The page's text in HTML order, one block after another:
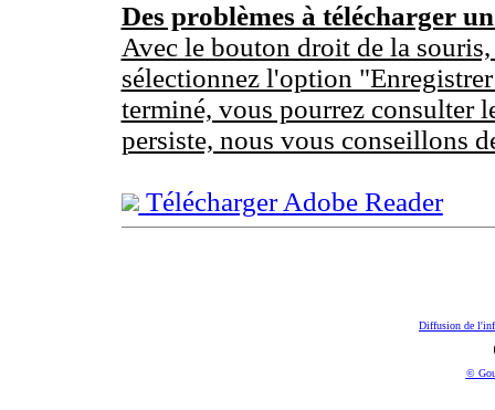
Des problèmes à télécharger
Avec le bouton droit de la
sélectionnez l'option
terminé, vous pourrez consulter
persiste, nous vous conseillons
Télécharger Adobe Reader
Diffusion de
©